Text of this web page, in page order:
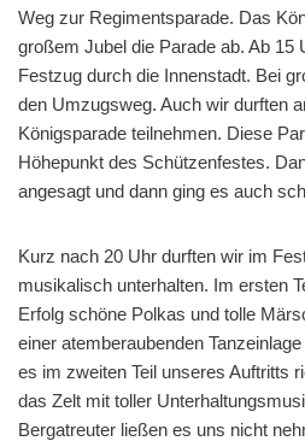
Weg zur Regimentsparade. Das
großem Jubel die Parade ab. Ab 15
Festzug durch die Innenstadt. Bei
den Umzugsweg. Auch wir durften
Königsparade teilnehmen. Diese
Höhepunkt des Schützenfestes.
angesagt und dann ging es auch
Kurz nach 20 Uhr durften wir im
musikalisch unterhalten. Im ersten
Erfolg schöne Polkas und tolle
einer atemberaubenden
es im zweiten Teil unseres Auftritts
das Zelt mit toller
Bergatreuter ließen es uns nicht